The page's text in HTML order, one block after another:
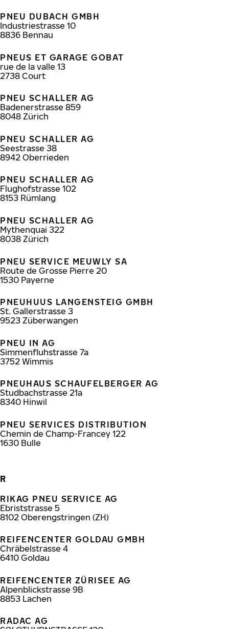
PNEU DUBACH GMBH
Industriestrasse 10
8836 Bennau
PNEUS ET GARAGE GOBAT
rue de la valle 13
2738 Court
PNEU SCHALLER AG
Badenerstrasse 859
8048 Zürich
PNEU SCHALLER AG
Seestrasse 38
8942 Oberrieden
PNEU SCHALLER AG
Flughofstrasse 102
8153 Rümlang
PNEU SCHALLER AG
Mythenquai 322
8038 Zürich
PNEU SERVICE MEUWLY SA
Route de Grosse Pierre 20
1530 Payerne
PNEUHUUS LANGENSTEIG GMBH
St. Gallerstrasse 3
9523 Züberwangen
PNEU IN AG
Simmenfluhstrasse 7a
3752 Wimmis
PNEUHAUS SCHAUFELBERGER AG
Studbachstrasse 21a
8340 Hinwil
PNEU SERVICES DISTRIBUTION
Chemin de Champ-Francey 122
1630 Bulle
R
RIKAG PNEU SERVICE AG
Ebriststrasse 5
8102 Oberengstringen (ZH)
REIFENCENTER GOLDAU GMBH
Chräbelstrasse 4
6410 Goldau
REIFENCENTER ZÜRISEE AG
Alpenblickstrasse 9B
8853 Lachen
RADAC AG